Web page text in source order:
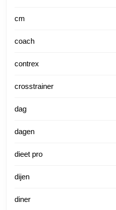
cm
coach
contrex
crosstrainer
dag
dagen
dieet pro
dijen
diner